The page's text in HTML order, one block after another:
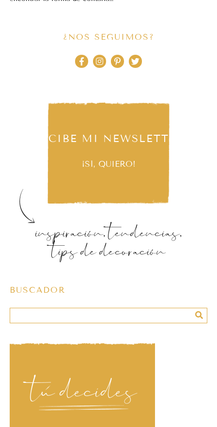
¿NOS SEGUIMOS?
RECIBE MI NEWSLETTER
¡SÍ, QUIERO!
inspiración, tendencias,
tips de decoración
BUSCADOR